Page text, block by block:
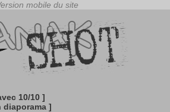
10/10 ]
diaporama ]